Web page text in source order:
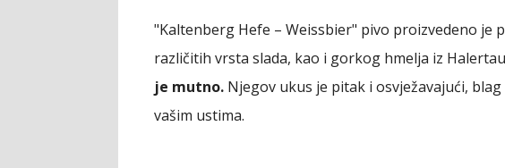
"Kaltenberg Hefe – Weissbier" pivo proizvedeno je
različitih vrsta slada, kao i gorkog hmelja iz
je mutno. Njegov ukus je pitak i osvježavajući,
vašim ustima.